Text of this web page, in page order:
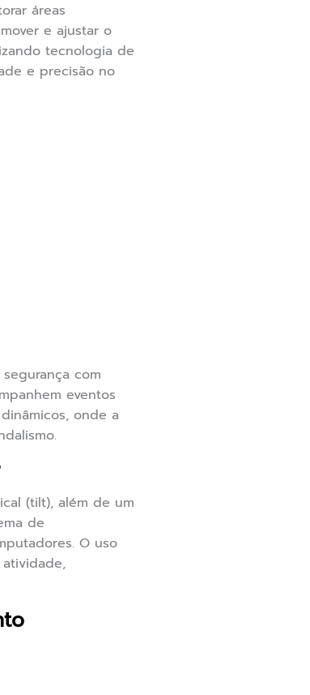
áreas
e ajustar o
tecnologia de
e precisão no
com
eventos
onde a
(tilt), além de um
de
O uso